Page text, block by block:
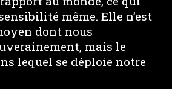
même. Elle n’est
dont nous
mais le
lequel se déploie notre